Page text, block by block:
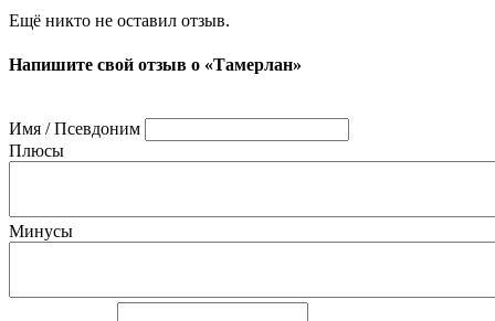
Ещё никто не оставил отзыв.
Напишите свой отзыв о «Тамерлан»
Имя / Псевдоним
Плюсы
Минусы